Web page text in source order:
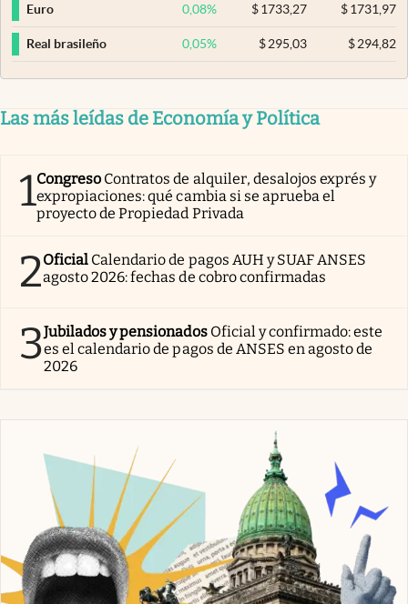
Euro 0,08% $ 1733,27 $1731,97
Real brasileño 0,05% $ 295,03 $294,82
Las más leídas de Economía y Política
1Congreso Contratos de alquiler, desalojos exprés y
expropiaciones: qué cambia si se aprueba el
proyecto de Propiedad Privada
2Oficial Calendario de pagos AUH y SUAF ANSES
agosto 2026: fechas de cobro confirmadas
3Jubilados y pensionados Oficial y confirmado: este
es el calendario de pagos de ANSES en agosto de
2026